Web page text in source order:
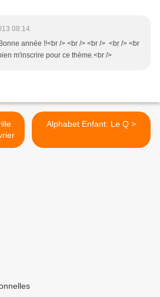
08:14
année !!<br /> <br /> <br /> <br /> <br
m'inscrire pour ce thème.<br />
Alphabet Enfant: Le Q >